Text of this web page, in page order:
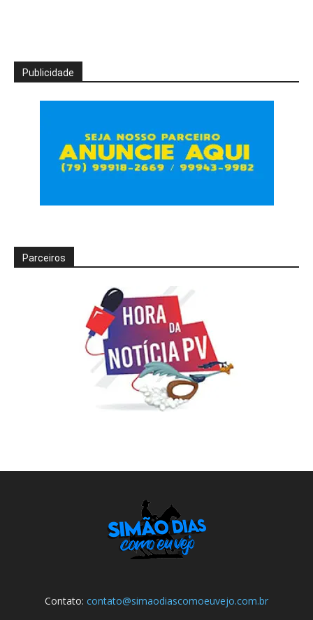
Publicidade
Parceiros
Contato: contato@simaodiascomoeuvejo.com.br